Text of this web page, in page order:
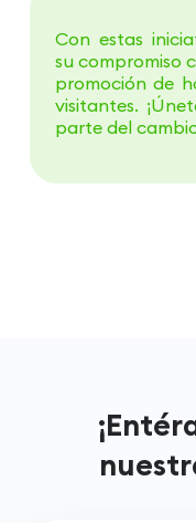
Con estas
su compromiso
promoción de
visitantes.
parte del